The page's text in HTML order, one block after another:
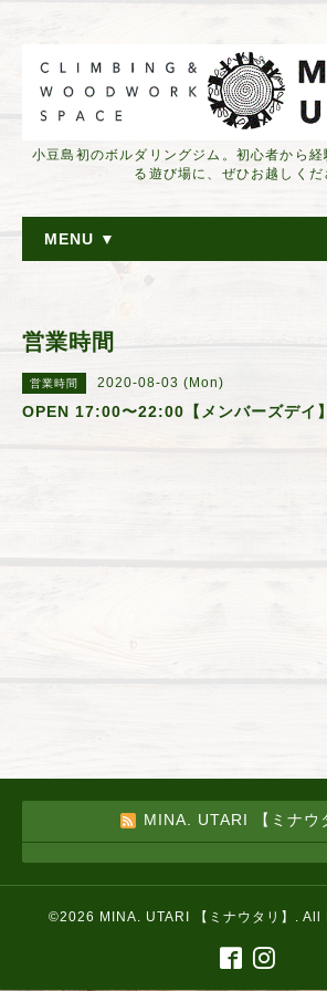
小豆島初のボルダリングジム。初心者から
る遊び場に、ぜひお越しくだ
MENU ▼
営業時間
営業時間 2020-08-03 (Mon)
OPEN 17:00〜22:00【メンバーズデイ】
MINA. UTARI 【ミナウ
©2026 MINA. UTARI 【ミナウタリ】 . All